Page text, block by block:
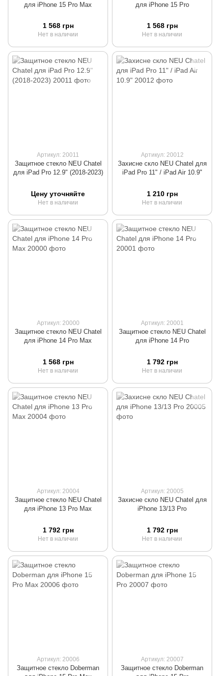
для iPhone 15 Pro Max
1 568 грн
Нет в наличии
для iPhone 15 Pro
1 568 грн
Нет в наличии
Артикул: 20011
Защитное стекло NEU Chatel
для iPad Pro 12.9" (2018-2023)
Цену уточняйте
Нет в наличии
Артикул: 20012
Захисне скло NEU Chatel для
iPad Pro 11" / iPad Air 10.9"
1 210 грн
Нет в наличии
Артикул: 20000
Защитное стекло NEU Chatel
для iPhone 14 Pro Max
1 568 грн
Нет в наличии
Артикул: 20001
Защитное стекло NEU Chatel
для iPhone 14 Pro
1 792 грн
Нет в наличии
Артикул: 20004
Защитное стекло NEU Chatel
для iPhone 13 Pro Max
1 792 грн
Нет в наличии
Артикул: 20005
Захисне скло NEU Chatel для
iPhone 13/13 Pro
1 792 грн
Нет в наличии
Артикул: 20006
Защитное стекло Doberman
Артикул: 20007
Защитное стекло Doberman